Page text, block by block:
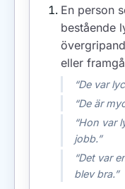
En person
bestående
eller
“De var
“De är
“Hon var
jobb.”
“Det var
blev bra.”